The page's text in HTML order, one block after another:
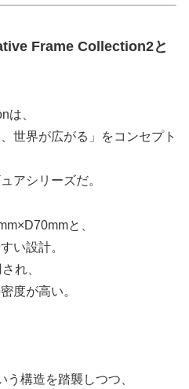
Frame Collection2と
は、
世界が広がる」をコンセプト
アシリーズだ。
と、
い設計。
れ、
度が高い。
う構造を踏襲しつつ、